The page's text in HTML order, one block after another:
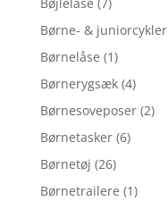
Børne- & juniorcykler
Børnelåse (1)
Børnerygsæk (4)
Børnesoveposer (2)
Børnetasker (6)
Børnetøj (26)
Børnetrailere (1)